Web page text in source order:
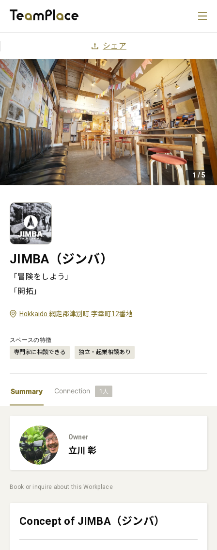
シェア
1 /5
JIMBA（ジンバ）
「冒険をしよう」
「開拓」
Hokkaido 網走郡津別町 字幸町12番地
スペースの特徴
専門家に相談できる 独立・起業相談あり
Summary Connection 1 人
Owner
立川 彰
Book or inquire about this Workplace
Concept of JIMBA（ジンバ）